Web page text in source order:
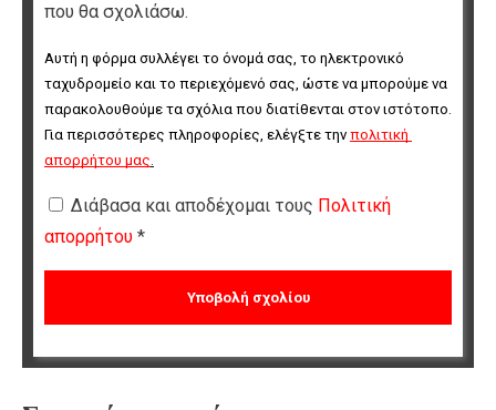
που θα σχολιάσω.
Αυτή η φόρμα συλλέγει το όνομά σας, το ηλεκτρονικό
ταχυδρομείο και το περιεχόμενό σας, ώστε να μπορούμε να
παρακολουθούμε τα σχόλια που διατίθενται στον ιστότοπο.
Για περισσότερες πληροφορίες, ελέγξτε την πολιτική
απορρήτου μας.
Διάβασα και αποδέχομαι τους Πολιτική
απορρήτου *